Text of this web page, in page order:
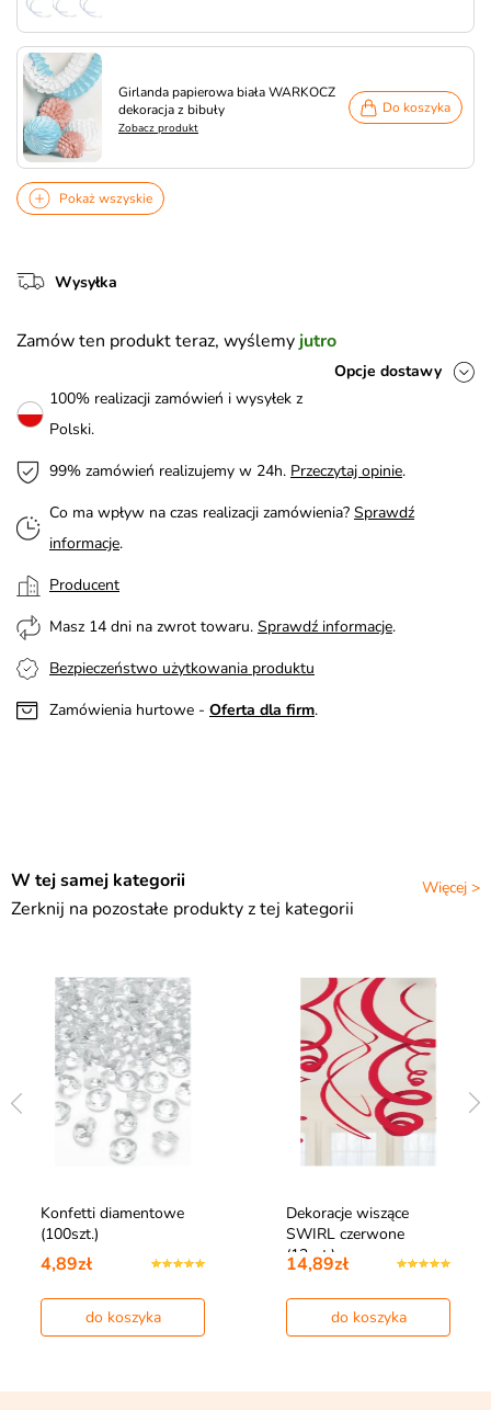
Girlanda papierowa biała WARKOCZ
dekoracja z bibuły
Zobacz produkt
Do koszyka
Pokaż wszyskie
Wysyłka
Zamów ten produkt teraz, wyślemy jutro
Opcje dostawy
100% realizacji zamówień i wysyłek z
Polski.
99% zamówień realizujemy w 24h. Przeczytaj opinie.
Co ma wpływ na czas realizacji zamówienia? Sprawdź
informacje.
Producent
Masz 14 dni na zwrot towaru. Sprawdź informacje.
Bezpieczeństwo użytkowania produktu
Zamówienia hurtowe - Oferta dla firm.
Więcej >
W tej samej kategorii
Zerknij na pozostałe produkty z tej kategorii
Konfetti diamentowe
(100szt.)
4,89zł
do koszyka
Dekoracje wiszące
SWIRL czerwone
(12szt.)
14,89zł
do koszyka